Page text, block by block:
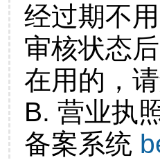
经过期不
审核状态
在用的，
B. 营业执
备案系统